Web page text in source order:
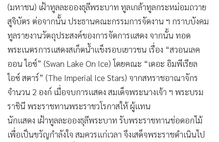
(มหาชน) เฝ้าทูลละอองธุลีพระบาท ทูลเกล้าทูลกระหม่อมถวาย
สูจิบัตร ต่อจากนั้น ประธานคณะกรรมการจัดงาน ฯ กราบบังคม
ทูลรายงานวัตถุประสงค์ของการจัดการแสดง จากนั้น ทอด
พระเนตรการแสดงสเก็ตน้ำแข็งรอบเยาวชน เรื่อง “สวอนเลค
ออน ไอซ์” (Swan Lake On Ice) โดยคณะ “เดอะ อิมพีเรียล
ไอซ์ สตาร์” (The Imperial Ice Stars) จากสหราชอาณาจักร
จำนวน 2 องก์ เมื่อจบการแสดง สมเด็จพระนางเจ้า ฯ พระบรม
ราชินี พระราชทานพระราชวโรกาสให้ ผู้แทน
นักแสดง เฝ้าทูลละอองธุลีพระบาท รับพระราชทานช่อดอกไม้
เพื่อเป็นขวัญกำลังใจ สมควรแก่เวลา จึงเสด็จพระราชดำเนินไป